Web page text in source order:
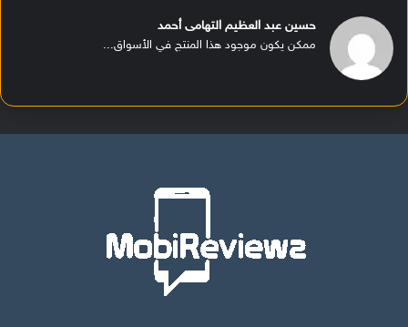
حسين عبد العظيم التهامى أحمد
ممكن يكون موجود هذا المنتج في الأسواق...